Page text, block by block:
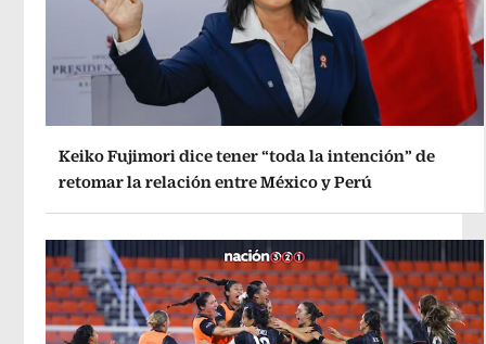
Keiko Fujimori dice tener “toda la intención” de
retomar la relación entre México y Perú